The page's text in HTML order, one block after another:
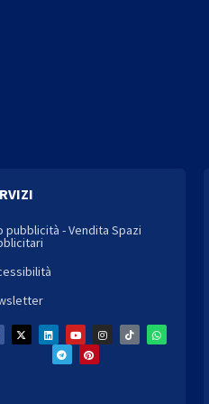
pubblicità - Vendita Spazi